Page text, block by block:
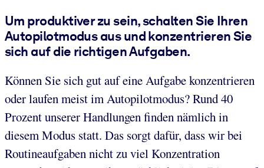
Um produktiver zu sein, schalten Sie Ihren
Autopilotmodus aus und konzentrieren Sie
sich auf die richtigen Aufgaben.
Können Sie sich gut auf eine Aufgabe konzentrieren
oder laufen meist im Autopilotmodus? Rund 40
Prozent unserer Handlungen finden nämlich in
diesem Modus statt. Das sorgt dafür, dass wir bei
Routineaufgaben nicht zu viel Konzentration